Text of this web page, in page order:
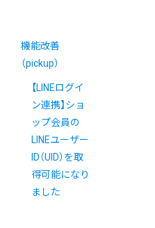
機能改善
（pickup）
【LINEログイ
ン連携】ショ
ップ会員の
LINEユーザー
ID（UID）を取
得可能になり
ました